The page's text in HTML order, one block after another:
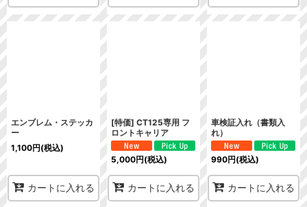
エンブレム・ステッカ
ー
1,100円(税込)
カートに入れる
[特価] CT125専用 フ
ロントキャリア
5,000円(税込)
カートに入れる
車検証入れ（書類入
れ）
990円(税込)
カートに入れる